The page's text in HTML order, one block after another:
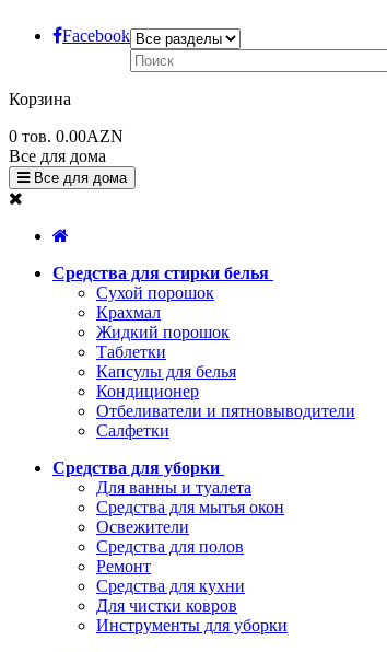
Facebook
Корзина
0 тов. 0.00AZN
Все для дома
Все для дома
Средства для стирки белья
Сухой порошок
Крахмал
Жидкий порошок
Таблетки
Капсулы для белья
Кондиционер
Отбеливатели и пятновыводители
Салфетки
Средства для уборки
Для ванны и туалета
Средства для мытья окон
Освежители
Средства для полов
Ремонт
Средства для кухни
Для чистки ковров
Инструменты для уборки